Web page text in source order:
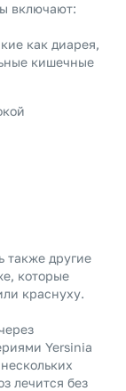
включают:
как диарея,
кишечные
также другие
которые
краснуху.
Yersinia
лечится без